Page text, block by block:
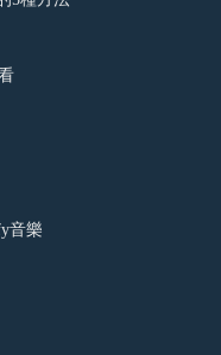
音樂